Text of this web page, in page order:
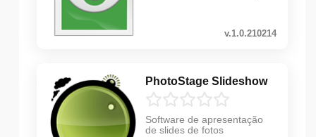
v.1.0.210214
PhotoStage Slideshow
Software de apresentação
de slides de fotos